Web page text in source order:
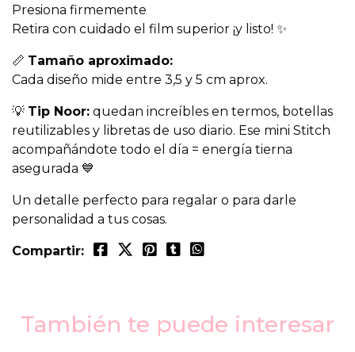
Presiona firmemente
Retira con cuidado el film superior ¡y listo! ✨
📏 Tamaño aproximado:
Cada diseño mide entre 3,5 y 5 cm aprox.
💡 Tip Noor: quedan increíbles en termos, botellas
reutilizables y libretas de uso diario. Ese mini Stitch
acompañándote todo el día = energía tierna
asegurada 💙
Un detalle perfecto para regalar o para darle
personalidad a tus cosas.
Compartir:
También te puede interesar